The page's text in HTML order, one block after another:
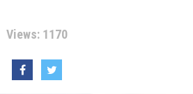
Views: 1170